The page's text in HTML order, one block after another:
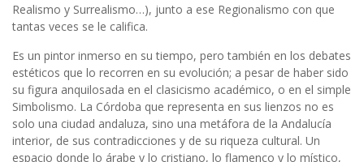
Realismo y Surrealismo…), junto a ese Regionalismo con que
tantas veces se le califica.
Es un pintor inmerso en su tiempo, pero también en los debates
estéticos que lo recorren en su evolución; a pesar de haber sido
su figura anquilosada en el clasicismo académico, o en el simple
Simbolismo. La Córdoba que representa en sus lienzos no es
solo una ciudad andaluza, sino una metáfora de la Andalucía
interior, de sus contradicciones y de su riqueza cultural. Un
espacio donde lo árabe y lo cristiano, lo flamenco y lo místico,